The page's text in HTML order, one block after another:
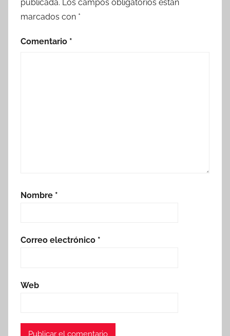
publicada. Los campos obligatorios están
marcados con *
Comentario *
Nombre *
Correo electrónico *
Web